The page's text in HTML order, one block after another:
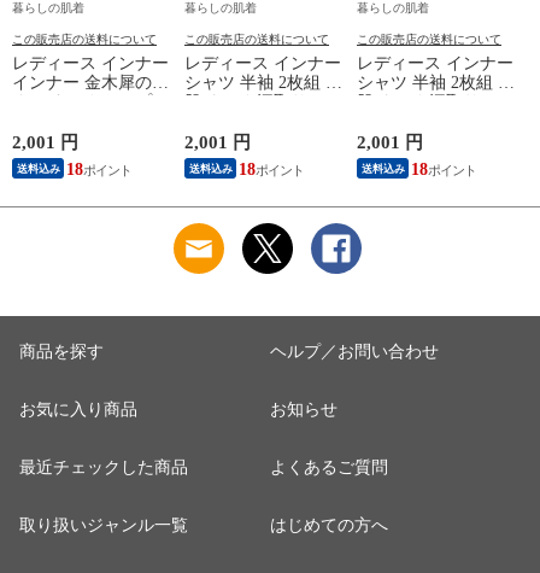
暮らしの肌着
この販売店の送料について
レディース インナー
インナー 金木犀のめ
っとり 保湿 ストレ
ッチ ボタニカル タ
ンクトップ 秋冬 お
2,001 円
送料込み 18
暮らしの肌着
この販売店の送料について
レディース インナー
シャツ 半袖 2枚組 素
り インナーシャツ
パッド付き 春夏 汗
染み 防止 汗 対策 綿
ット工業 S5022B-RT
涼しい 肌着
2,001 円
送料込み 18
暮らしの肌着
この販売店の送料について
レディース インナー
シャツ 半袖 2枚組 素
り インナーシャツ
パッド付き 春夏 汗
染み 防止 汗 対策 綿
ット工業 S5022B-RT
涼しい 肌着
2,001 円
送料込み 18
商品を探す
お気に入り商品
最近チェックした商品
取り扱いジャンル一覧
ヘルプ／お問い合わせ
お知らせ
よくあるご質問
はじめての方へ